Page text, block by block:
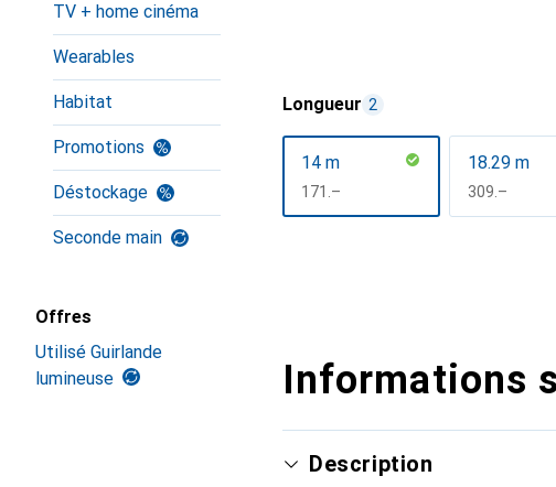
TV + home cinéma
Wearables
Habitat
Promotions
Déstockage
Seconde main
Offres
Utilisé Guirlande
lumineuse
Longueur 2
14 m
CHF
171.–
18.29 m
CHF
309.–
Informations
Description